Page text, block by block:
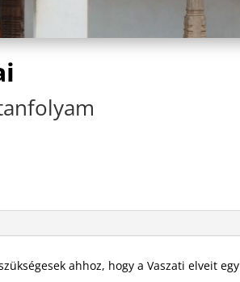
ahhoz, hogy a Vaszati elveit